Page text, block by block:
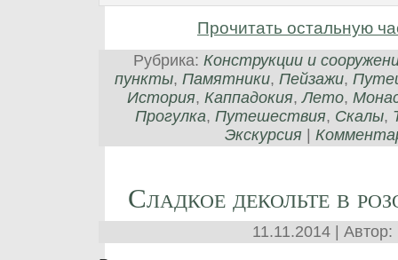
Прочитать остальную
Рубрика: Конструкции и
пункты, Памятники, Пейзажи,
История, Каппадокия,Лето,
Прогулка, Путешествия, Скалы,
Экскурсия |
Сладкое декольте в
11.11.2014 | Автор: